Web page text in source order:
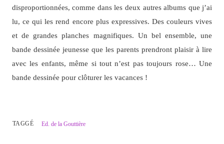
disproportionnées, comme dans les deux autres albums que j’ai
lu, ce qui les rend encore plus expressives. Des couleurs vives
et de grandes planches magnifiques. Un bel ensemble, une
bande dessinée jeunesse que les parents prendront plaisir à lire
avec les enfants, même si tout n’est pas toujours rose… Une
bande dessinée pour clôturer les vacances !
TAGGÉ Ed. de la Gouttière